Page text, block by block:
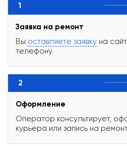
1
Заявка на ремонт
Вы оставляете заявку на
телефону.
2
Оформление
Оператор консультирует,
курьера или запись на